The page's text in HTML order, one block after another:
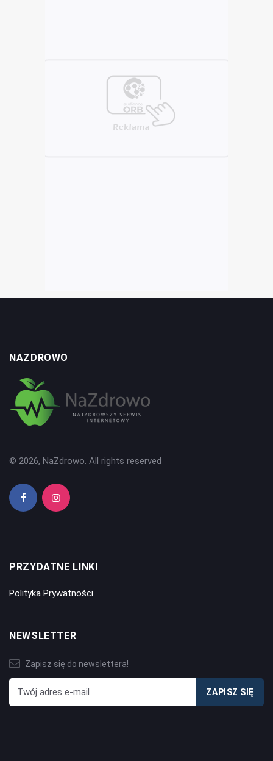
NAZDROWO
© 2026, NaZdrowo. All rights reserved
PRZYDATNE LINKI
Polityka Prywatności
NEWSLETTER
Zapisz się do newslettera!